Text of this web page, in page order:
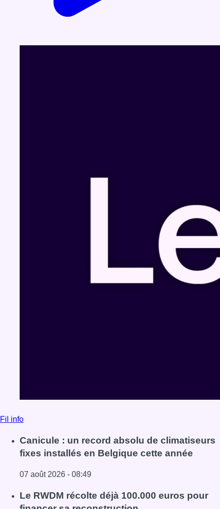
Fil info
Canicule : un record absolu de climatiseurs
fixes installés en Belgique cette année
07 août 2026 - 08:49
Lire l'article Canicule : un record absolu de climatiseurs
Le RWDM récolte déjà 100.000 euros pour